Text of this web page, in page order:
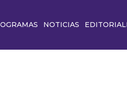
NOTICIAS